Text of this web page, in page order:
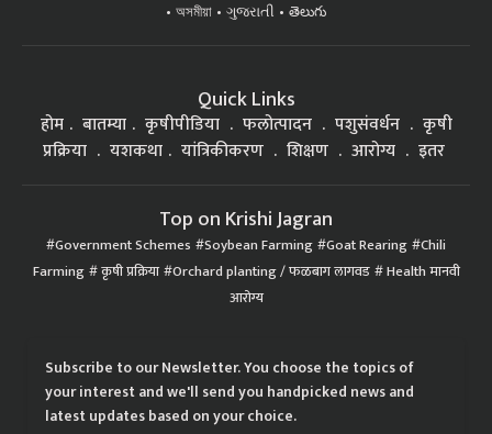
অসমীয়া
ગુજરાતી తెలుగు
Quick Links
होम बातम्या कृषीपीडिया फलोत्पादन पशुसंवर्धन
कृषी
प्रक्रिया
यशकथा यांत्रिकीकरण शिक्षण आरोग्य इतर
Top on Krishi Jagran
Government Schemes Soybean Farming Goat Rearing Chili
Farming कृषी प्रक्रिया Orchard planting / फळबाग लागवड Health मानवी
आरोग्य
Subscribe to our Newsletter. You choose the topics of
your interest and we'll send you handpicked news and
latest updates based on your choice.